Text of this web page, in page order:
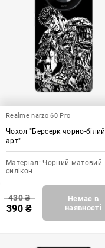
Realme narzo 60 Pro
Чохол "Берсерк чорно-білий
арт"
Матеріал: Чорний матовий
силікон
430₴
390₴
Немає в
наявності